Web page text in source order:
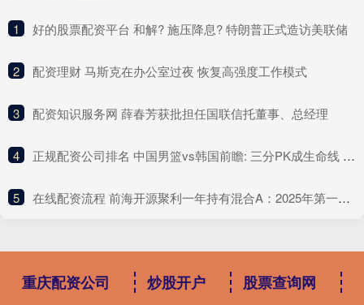
1 ​好的股票配资平台 和解? 施压降息? 特朗普正式造访美联储
2 ​配资理财 马斯克在办公室过夜 恢复高强度工作模式
3 ​配资知识服务网 薛春芳获批担任国联信托董事、总经理
4 ​正规配资公司排名 中国男篮vs韩国前瞻: 三分PK成生命线 双塔使用需取舍冲四强
5 ​在线配资流程 前海开源聚利一年持有混合A：2025年第一季度利润625.97万元 净值增长率1.64%
重庆配资公司 炒股开户 股票查询网